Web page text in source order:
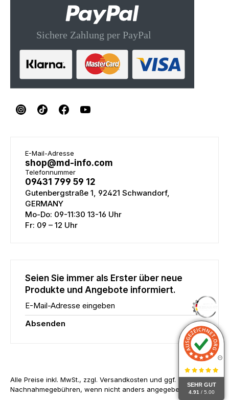
SEHR GUT
4.91 / 5.00
E-Mail-Adresse
shop@md-info.com
Telefonnummer
09431 799 59 12
Gutenbergstraße 1, 92421 Schwandorf,
GERMANY
Mo-Do: 09-11:30 13-16 Uhr
Fr: 09 – 12 Uhr
Seien Sie immer als Erster über neue
Produkte und Angebote informiert.
E-Mail-Adresse eingeben
Absenden
Alle Preise inkl. MwSt., zzgl. Versandkosten und ggf.
Nachnahmegebühren, wenn nicht anders angegeben.